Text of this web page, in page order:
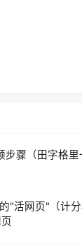
步骤（田字格
"活网页"（计